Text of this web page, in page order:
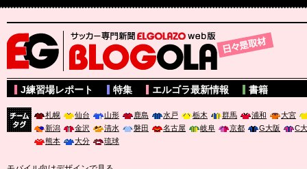
サッカー専門新聞ELGOLAZO web版 BLOGOLA
J練習場レポート 特集 エルゴラ最新情報 書籍
札幌 仙台 山形 鹿島 水戸 栃木 群馬 浦和
大宮
新潟
金沢 清水 磐田 名古屋 岐阜 京都 G大阪
C
熊本
大分 琉球